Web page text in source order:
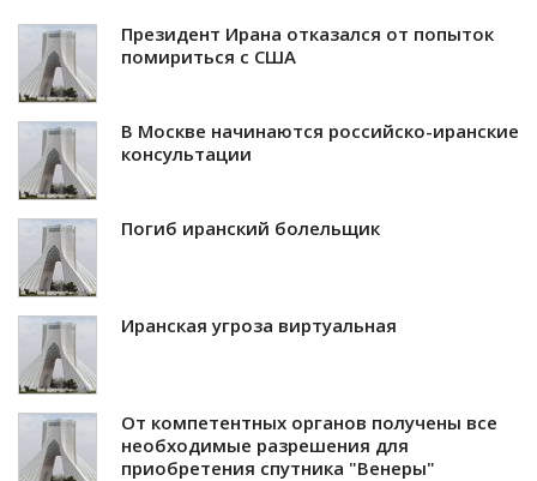
Президент Ирана отказался от попыток
помириться с США
В Москве начинаются российско-иранские
консультации
Погиб иранский болельщик
Иранская угроза виртуальная
От компетентных органов получены все
необходимые разрешения для
приобретения спутника "Венеры"